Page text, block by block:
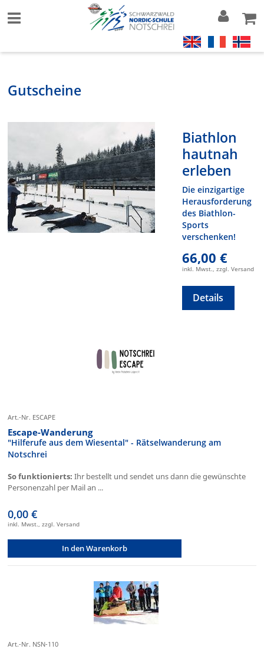
Gutscheine
Biathlon
hautnah
erleben
Die einzigartige
Herausforderung
des Biathlon-
Sports
verschenken!
66,00 €
inkl. Mwst., zzgl. Versand
Details
Art.-Nr. ESCAPE
Escape-Wanderung
"Hilferufe aus dem Wiesental" - Rätselwanderung am
Notschrei
So funktionierts: Ihr bestellt und sendet uns dann die gewünschte
Personenzahl per Mail an ...
0,00 €
inkl. Mwst., zzgl. Versand
In den Warenkorb
Art.-Nr. NSN-110